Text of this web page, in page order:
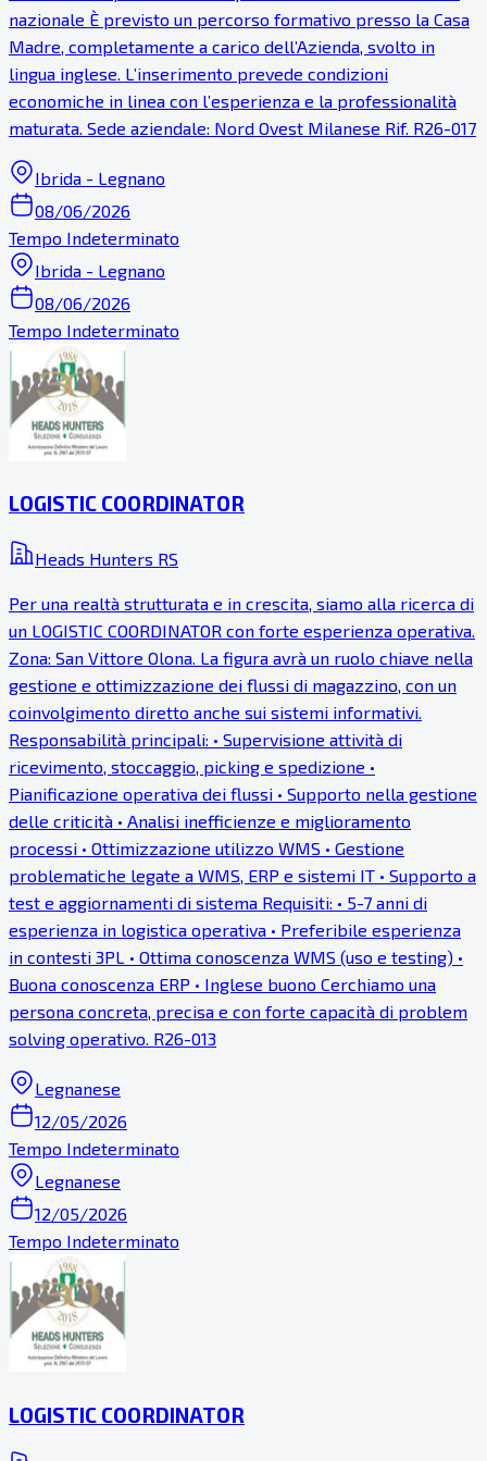
nazionale È previsto un percorso formativo presso la Casa
Madre, completamente a carico dell’Azienda, svolto in
lingua inglese. L’inserimento prevede condizioni
economiche in linea con l’esperienza e la professionalità
maturata. Sede aziendale: Nord Ovest Milanese Rif. R26-017
Ibrida - Legnano
08/06/2026
Tempo Indeterminato
Ibrida - Legnano
08/06/2026
Tempo Indeterminato
LOGISTIC COORDINATOR
Heads Hunters RS
Per una realtà strutturata e in crescita, siamo alla ricerca di
un LOGISTIC COORDINATOR con forte esperienza operativa.
Zona: San Vittore Olona. La figura avrà un ruolo chiave nella
gestione e ottimizzazione dei flussi di magazzino, con un
coinvolgimento diretto anche sui sistemi informativi.
Responsabilità principali: • Supervisione attività di
ricevimento, stoccaggio, picking e spedizione •
Pianificazione operativa dei flussi • Supporto nella gestione
delle criticità • Analisi inefficienze e miglioramento
processi • Ottimizzazione utilizzo WMS • Gestione
problematiche legate a WMS, ERP e sistemi IT • Supporto a
test e aggiornamenti di sistema Requisiti: • 5-7 anni di
esperienza in logistica operativa • Preferibile esperienza
in contesti 3PL • Ottima conoscenza WMS (uso e testing) •
Buona conoscenza ERP • Inglese buono Cerchiamo una
persona concreta, precisa e con forte capacità di problem
solving operativo. R26-013
Legnanese
12/05/2026
Tempo Indeterminato
Legnanese
12/05/2026
Tempo Indeterminato
LOGISTIC COORDINATOR